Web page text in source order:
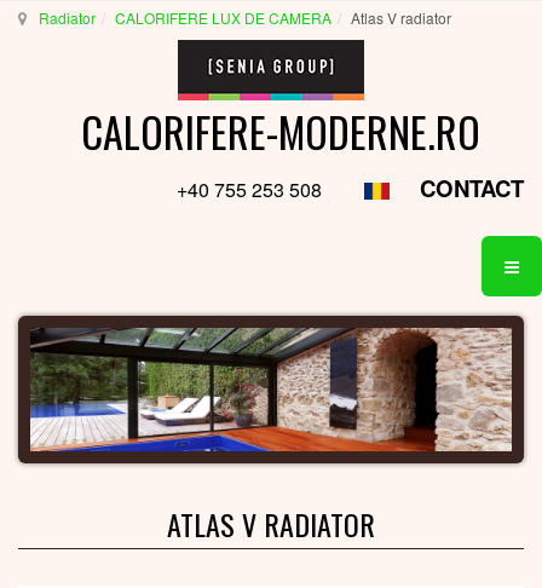
Radiator CALORIFERE LUX DE CAMERA Atlas V radiator
CALORIFERE-MODERNE.RO
+40 755 253 508 CONTACT
ATLAS V RADIATOR